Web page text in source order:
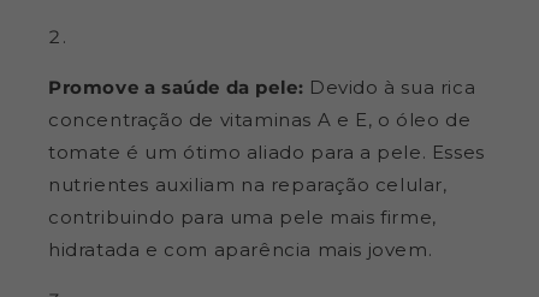
Promove a saúde da pele: Devido à sua rica
concentração de vitaminas A e E, o óleo de
tomate é um ótimo aliado para a pele. Esses
nutrientes auxiliam na reparação celular,
contribuindo para uma pele mais firme,
hidratada e com aparência mais jovem.